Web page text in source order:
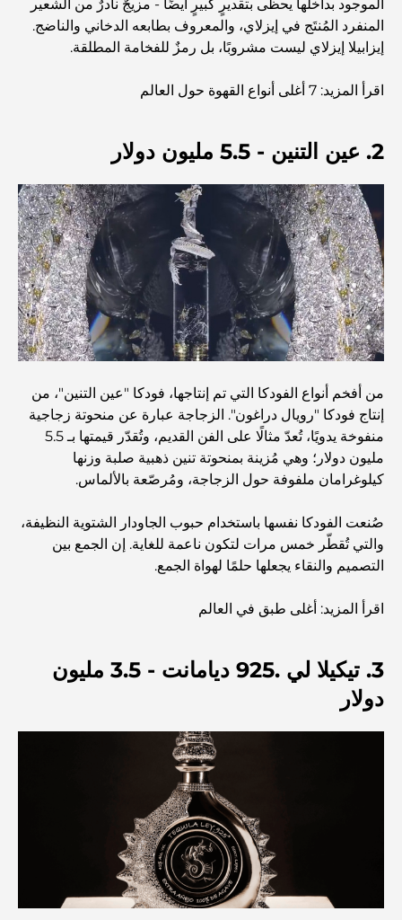
اكتشف أفضل وجبة إفطار في منطقة الخليج التجاري، دبي
المستشفيات الحكومية في دبي: رعاية صحية شاملة للجميع
أغلى سيارة لامبورغيني على الإطلاق: قائمة هواة الجمع
أغلى مدارس جيمس في دبي: دليل شامل للآباء
أفضل المدارس القريبة من داماك هيلز 2: دليل للعائلات
أفضل المطاعم الهندية في دبي: رحلة طهي
اكتشف ممشى نخلة جميرا: جولة بين الفخامة والإطلالات الخلابة
أفضل المناطق للسكن في دبي مع العائلة: اكتشف أفضل
الخيارات
فنادق الخمس نجوم في دبي: فخامة لا مثيل لها لكل مسافر
أشياء يمكنك القيام بها في وسط مدينة دبي: دليلك الشامل
أفضل أماكن الإفطار في دبي: أفضل 7 أماكن لا تُضاهى لتجربة
إفطار رمضاني لا يُنسى
المقاهي في منطقة الخليج التجاري: مزيج مثالي من القهوة
مطاعم دبي الحائزة على نجمة ميشلان: جولة مغامرة لعشاق
استكشاف مطاعم جميرا جولف إستيتس: دليل الطهي
الموجود بداخلها يحظى بتقديرٍ كبيرٍ أيضًا - مزيجٌ نادرٌ من الشعير
المنفرد المُنتَج في إيزلاي، والمعروف بطابعه الدخاني والناضج.
إيزابيلا إيزلاي ليست مشروبًا، بل رمزٌ للفخامة المطلقة.
اقرأ المزيد: 7 أغلى أنواع القهوة حول العالم
2. عين التنين - 5.5 مليون دولار
من أفخم أنواع الفودكا التي تم إنتاجها، فودكا "عين التنين"، من
إنتاج فودكا "رويال دراغون". الزجاجة عبارة عن منحوتة زجاجية
منفوخة يدويًا، تُعدّ مثالًا على الفن القديم، وتُقدّر قيمتها بـ 5.5
مليون دولار؛ وهي مُزينة بمنحوتة تنين ذهبية صلبة وزنها
كيلوغرامان ملفوفة حول الزجاجة، ومُرصّعة بالألماس.
صُنعت الفودكا نفسها باستخدام حبوب الجاودار الشتوية النظيفة،
والتي تُقطّر خمس مرات لتكون ناعمة للغاية. إن الجمع بين
التصميم والنقاء يجعلها حلمًا لهواة الجمع.
اقرأ المزيد: أغلى طبق في العالم
3. تيكيلا لي .925 ديامانت - 3.5 مليون
دولار